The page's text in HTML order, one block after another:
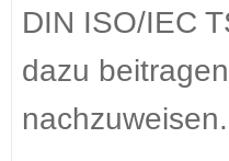
DIN ISO/IEC
dazu
nachzuweisen.